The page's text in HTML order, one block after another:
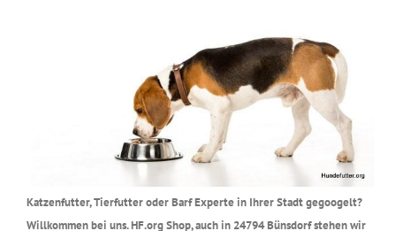
Katzenfutter, Tierfutter oder Barf Experte in Ihrer Stadt gegoogelt?
Willkommen bei uns. HF.org Shop, auch in 24794 Bünsdorf stehen wir